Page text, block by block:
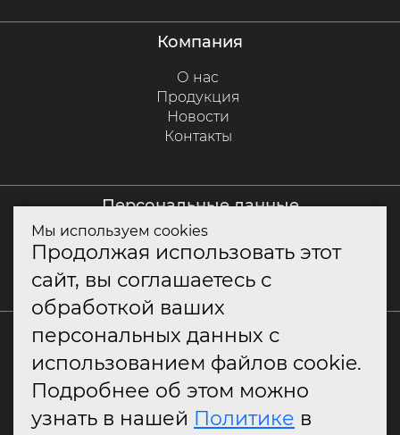
компания
О нас
Продукция
Новости
Контакты
персональные данные
Политика куки
Политика конфиденциальности
Согласие на обработку персональных данных
+7 (800) 550-79-10
info@classitaly.ru
Мы используем cookies
Продолжая использовать этот
сайт, вы соглашаетесь с
обработкой ваших
персональных данных с
использованием файлов cookie.
Подробнее об этом можно
узнать в нашей Политике в